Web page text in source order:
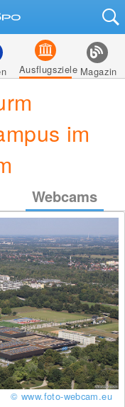
Ausflugsziele Magazin
im
Webcams
© www.foto-webcam.eu